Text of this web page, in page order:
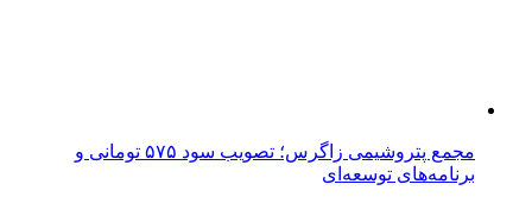
مجمع پتروشیمی زاگرس؛ تصویب سود ۵۷۵ تومانی و
برنامه‌های توسعه‌ای